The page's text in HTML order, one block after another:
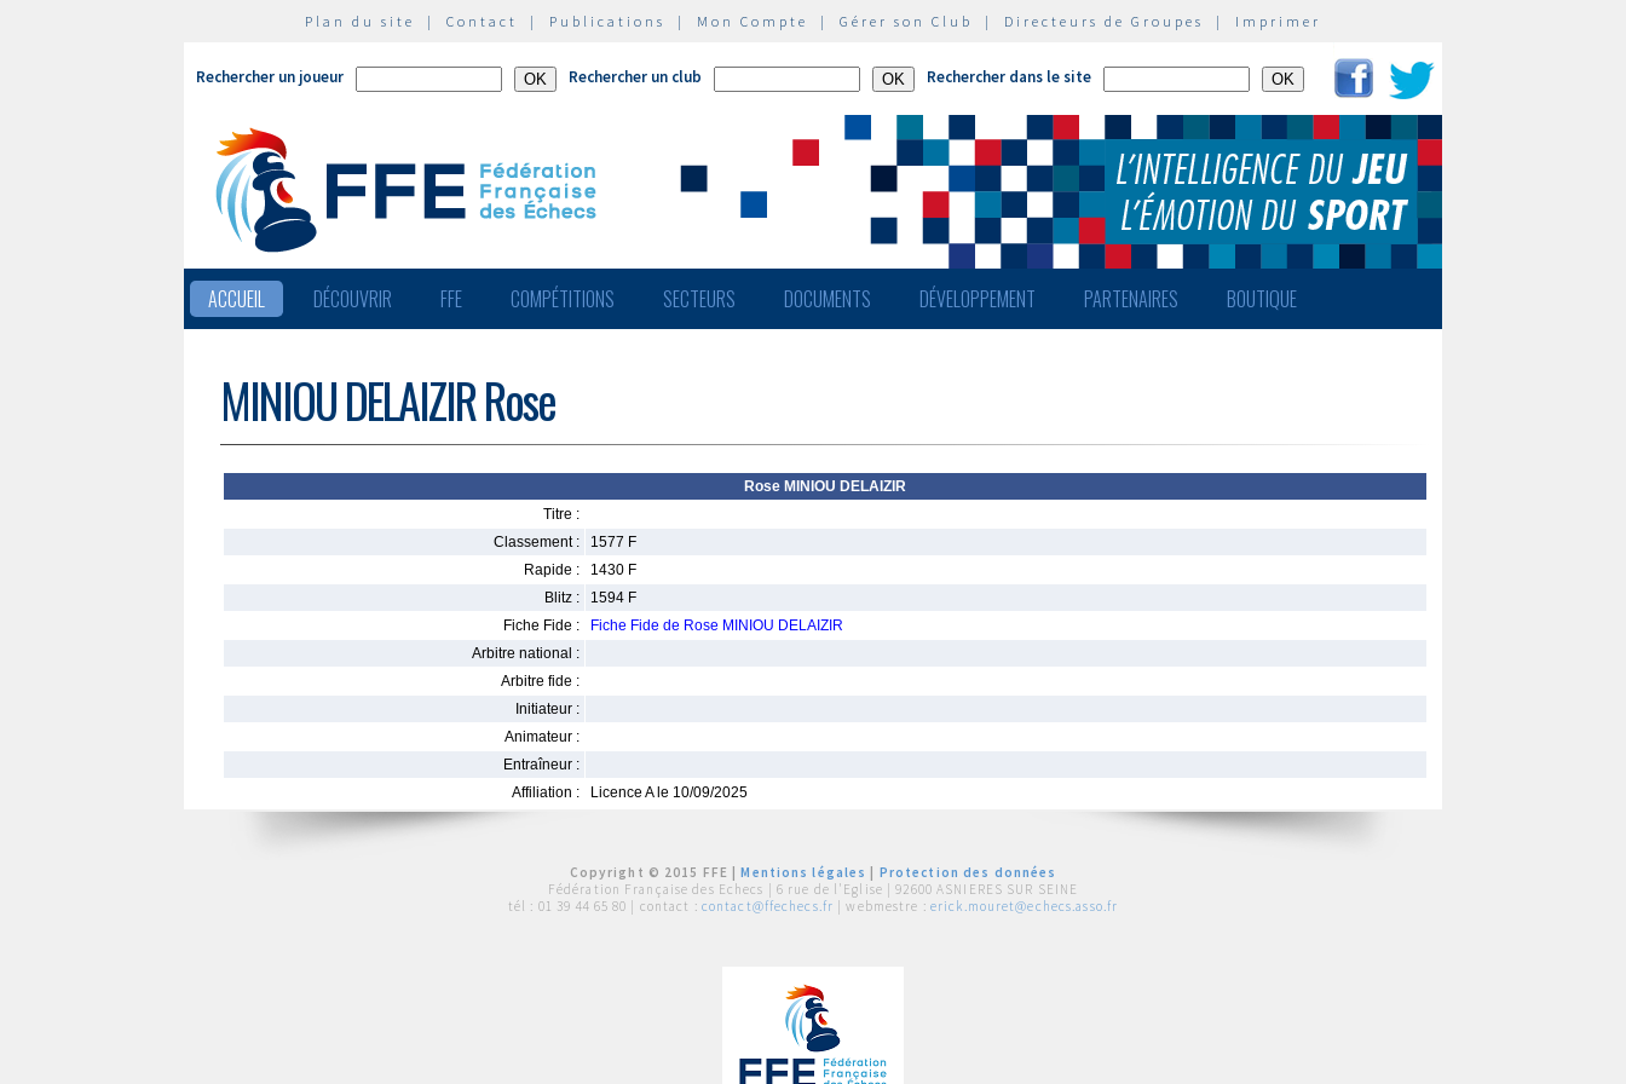
Plan du site | Contact | Publications | Mon Compte | Gérer son Club | Directeurs de Groupes | Imprimer
Rechercher un joueur Rechercher un club Rechercher dans le site
ACCUEIL DÉCOUVRIR FFE COMPÉTITIONS SECTEURS DOCUMENTS DÉVELOPPEMENT PARTENAIRES BOUTIQUE
MINIOU DELAIZIR Rose
Rose MINIOU DELAIZIR
Titre :
Classement :
1577 F
Rapide :
1430 F
Blitz :
1594 F
Fiche Fide :
Fiche Fide de Rose MINIOU DELAIZIR
Arbitre national :
Arbitre fide :
Initiateur :
Animateur :
Entraîneur :
Affiliation :
Licence A le 10/09/2025
Copyright © 2015 FFE |Mentions légales
Protection des données
Fédération Française des Echecs | 6 rue de l'Eglise | 92600 ASNIERES SUR SEINE
tél : 01 39 44 65 80 | contact : contact@ffechecs.fr | webmestre : erick.mouret@echecs.asso.fr